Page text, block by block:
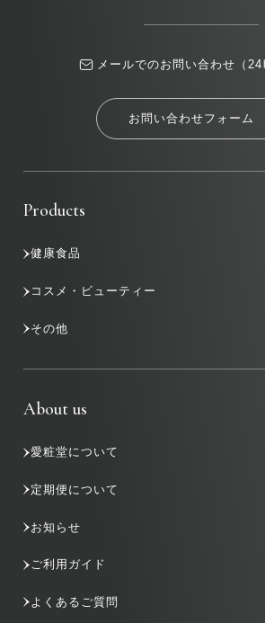
メールでのお問い合わせ（24
お問い合わせフォーム
Products
健康食品
コスメ・ビューティー
その他
About us
愛粧堂について
定期便について
お知らせ
ご利用ガイド
よくあるご質問